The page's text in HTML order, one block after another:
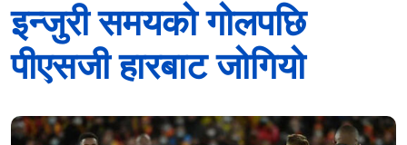
इन्जुरी समयको गोलपछि
पीएसजी हारबाट जोगियो